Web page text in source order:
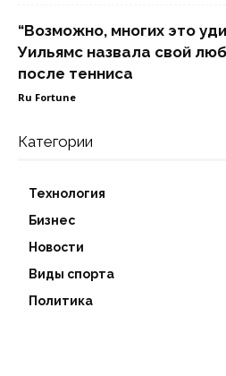
“Возможно, многих это
Уильямс назвала свой
после тенниса
Ru Fortune
Категории
Технология
Бизнес
Новости
Виды спорта
Политика